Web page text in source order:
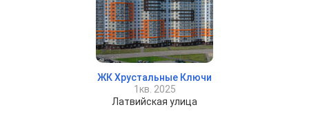
ЖК Хрустальные Ключи
1кв. 2025
Латвийская улица